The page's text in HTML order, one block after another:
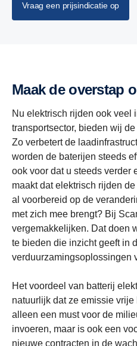
Vraag een prijsindicatie op
Maak de
Nu elektrisch rijden ook veel
transportsector, bieden wij
Zo verbetert de
worden de baterijen steeds
ook voor dat u steeds verder
maakt dat elektrisch rijden
al voorbereid op de
met zich mee brengt? Bij
vergemakkelijken. Dat doen
te bieden die inzicht geeft in
verduurzamingsoplossingen
Het voordeel van batterij
natuurlijk dat ze emissie
alleen een must voor de
invoeren, maar is ook een
nieuwe contracten in de